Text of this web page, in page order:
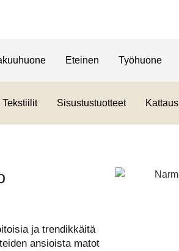
Eteinen Työhuone
Tekstiilit Sisustustuotteet Kattaus
ja trendikkäitä
ansioista matot